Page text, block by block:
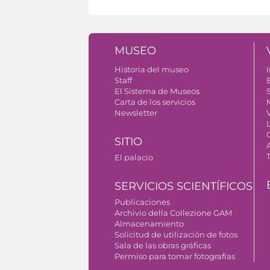
MUSEO
Historia del museo
Staff
El Sistema de Museos
Carta de los servicios
Newsletter
SITIO
El palacio
SERVICIOS SCIENTÍFICOS
Publicaciones
Archivio della Collezione GAM
Almacenamiento
Solicitud de utilización de fotos
Sala de las obras gráficas
Permiso para tomar fotografías